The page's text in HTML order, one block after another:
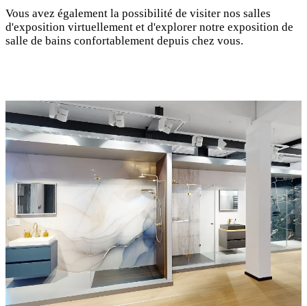
Vous avez également la possibilité de visiter nos salles
d'exposition virtuellement et d'explorer notre exposition de
salle de bains confortablement depuis chez vous.